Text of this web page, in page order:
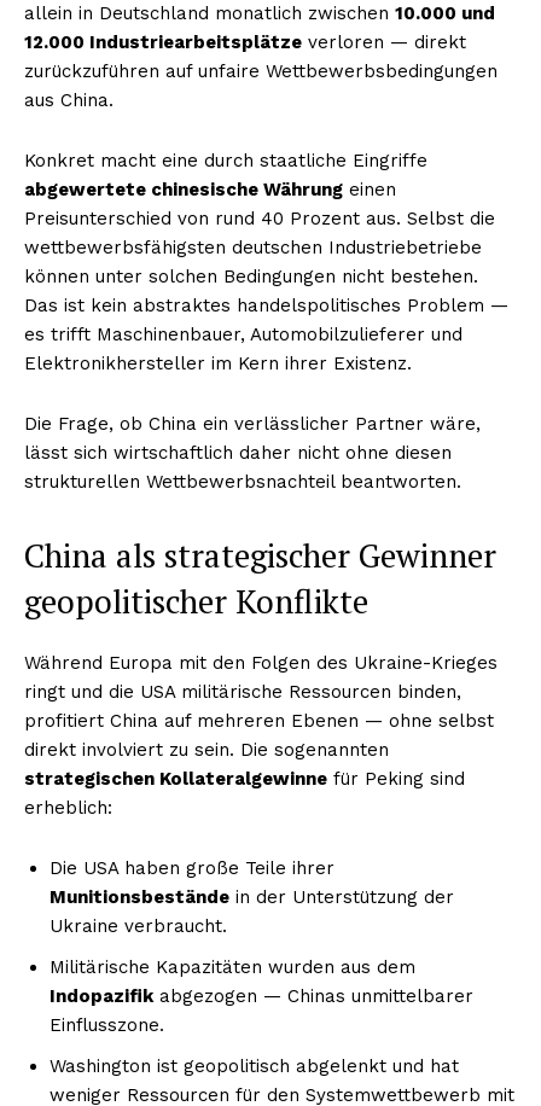
allein in Deutschland monatlich zwischen 10.000 und
12.000 Industriearbeitsplätze verloren — direkt
zurückzuführen auf unfaire Wettbewerbsbedingungen
aus China.
Konkret macht eine durch staatliche Eingriffe
abgewertete chinesische Währung einen
Preisunterschied von rund 40 Prozent aus. Selbst die
wettbewerbsfähigsten deutschen Industriebetriebe
können unter solchen Bedingungen nicht bestehen.
Das ist kein abstraktes handelspolitisches Problem —
es trifft Maschinenbauer, Automobilzulieferer und
Elektronikhersteller im Kern ihrer Existenz.
Die Frage, ob China ein verlässlicher Partner wäre,
lässt sich wirtschaftlich daher nicht ohne diesen
strukturellen Wettbewerbsnachteil beantworten.
China als strategischer Gewinner
geopolitischer Konflikte
Während Europa mit den Folgen des Ukraine-Krieges
ringt und die USA militärische Ressourcen binden,
profitiert China auf mehreren Ebenen — ohne selbst
direkt involviert zu sein. Die sogenannten
strategischen Kollateralgewinne für Peking sind
erheblich:
Die USA haben große Teile ihrer
Munitionsbestände in der Unterstützung der
Ukraine verbraucht.
Militärische Kapazitäten wurden aus dem
Indopazifikabgezogen — Chinas unmittelbarer
Einflusszone.
Washington ist geopolitisch abgelenkt und hat
weniger Ressourcen für den Systemwettbewerb mit